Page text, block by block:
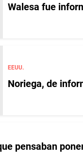
Walesa fue
EEUU.
Noriega, de
pensaban